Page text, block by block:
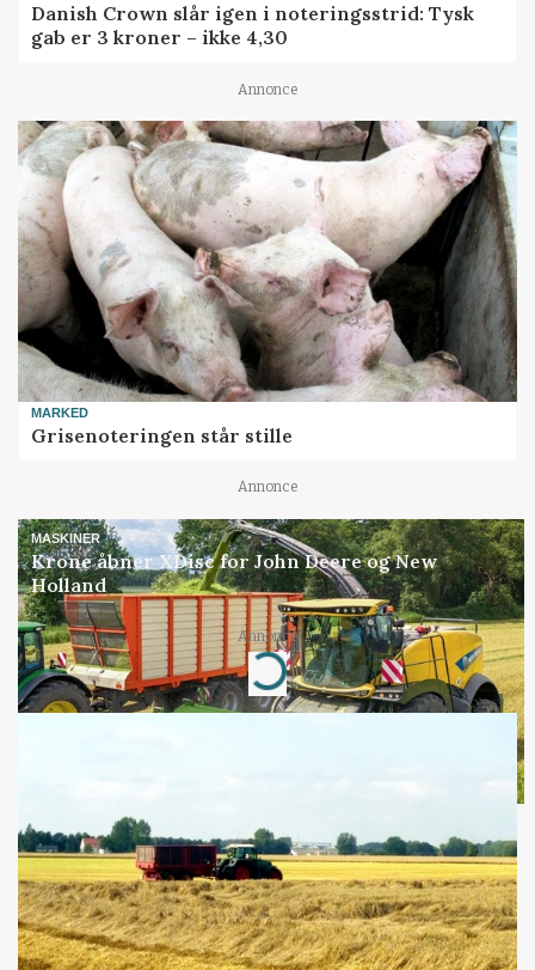
Danish Crown slår igen i noteringsstrid: Tysk
gab er 3 kroner – ikke 4,30
Annonce
MARKED
Grisenoteringen står stille
Annonce
MASKINER
Krone åbner XDisc for John Deere og New
Holland
Annonce
Loading...